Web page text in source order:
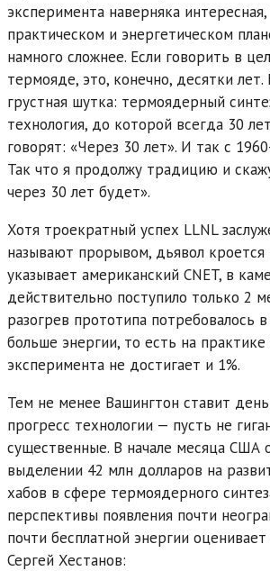
эксперимента наверняка
практическом и энергетическом
намного сложнее. Если говорить в
термояде, это, конечно, десятки лет.
грустная шутка: термоядерный
технология, до которой всегда 30
говорят: «Через 30 лет». И так с
Так что я продолжу традицию и
через 30 лет будет».
Хотя троекратный успех LLNL
называют прорывом, дьявол кроется
указывает американский CNET, в
действительно поступило только 2
разогрев прототипа потребовалось
больше энергии, то есть на
эксперимента не достигает и 1%.
Тем не менее Вашингтон ставит
прогресс технологии — пусть не
существенные. В начале месяца США
выделении 42 млн долларов на
хабов в сфере термоядерного
перспективы появления почти
почти бесплатной энергии
Сергей Хестанов: